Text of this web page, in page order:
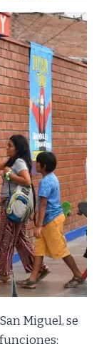
Miguel, se